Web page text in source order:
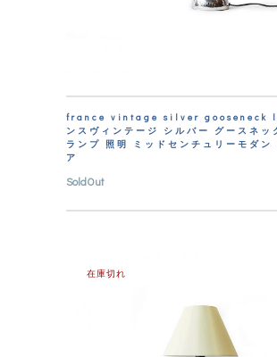
france vintage silver gooseneck
ンスヴィンテージ シルバー グースネッ
ランプ 照明 ミッドセンチュリーモダン
ア
SoldOut
在庫切れ